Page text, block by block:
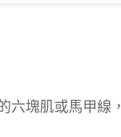
六塊肌或馬甲線